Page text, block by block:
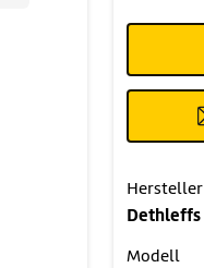
Hersteller
Dethleffs
Modell